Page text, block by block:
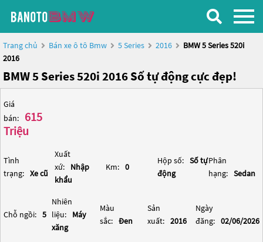
Trang chủ Bán xe ô tô Bmw 5 Series 2016
BMW 5 Series 520i
2016
BMW 5 Series 520i 2016 Số tự động cực đẹp!
Giá
bán:
615
Triệu
Tình
trạng: Xe cũ
Xuất
xứ:
Nhập
khẩu
Km: 0
Hộp số: Số tự
động
Phân
hạng: Sedan
Chỗ ngồi: 5
Nhiên
liệu:
Máy
xăng
Màu
sắc: Đen
Sản
xuất: 2016
Ngày
đăng: 02/06/2026